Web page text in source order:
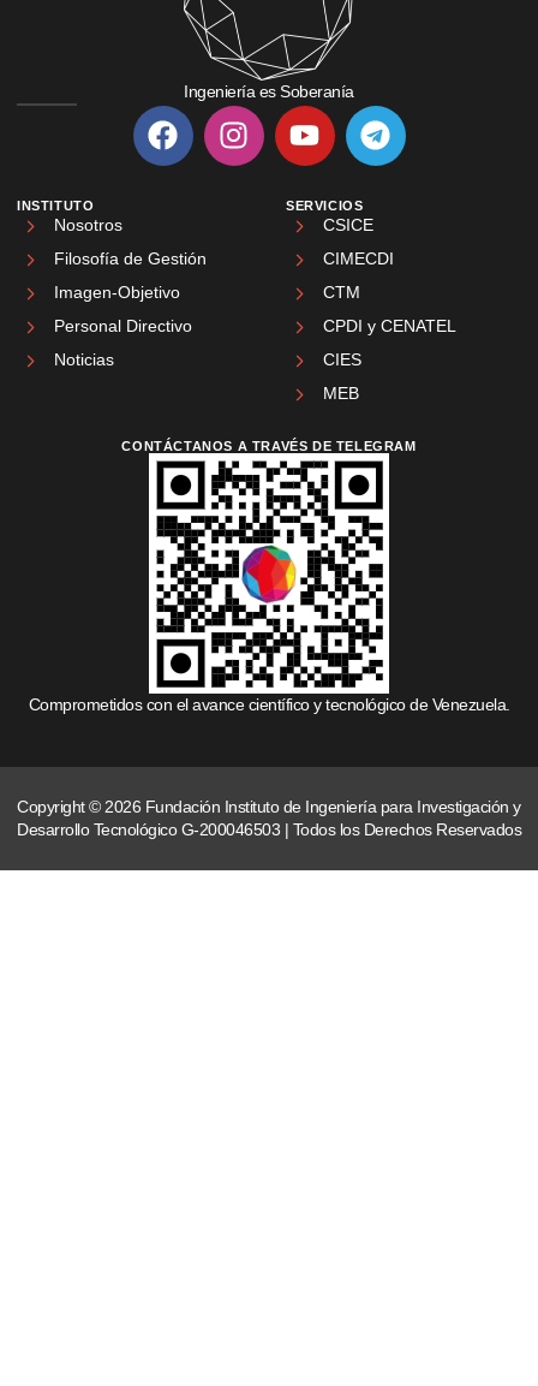
Ingeniería es Soberanía
INSTITUTO
Nosotros
Filosofía de Gestión
Imagen-Objetivo
Personal Directivo
Noticias
SERVICIOS
CSICE
CIMECDI
CTM
CPDI y CENATEL
CIES
MEB
CONTÁCTANOS A TRAVÉS DE TELEGRAM
Comprometidos con el avance científico y tecnológico de Venezuela.
Copyright © 2026 Fundación Instituto de Ingeniería para Investigación y
Desarrollo Tecnológico G-200046503 | Todos los Derechos Reservados